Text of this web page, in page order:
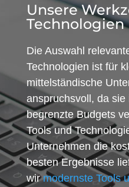
Unsere
Technologien
Die Auswahl
Technologien ist für
mittelständische
anspruchsvoll, da
begrenzte Budgets
Tools und
Unternehmen die
besten Ergebnisse
wirmodernste Tools